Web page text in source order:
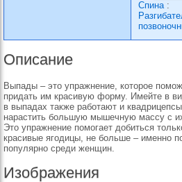
Спина:
Описание
Выпады – это упражнение, которое
придать им красивую форму. Имейте в
в выпадах также работают и
нарастить большую мышечную массу с
Это упражнение помогает добиться
красивые ягодицы, не больше – именно
популярно среди женщин.
Изображения